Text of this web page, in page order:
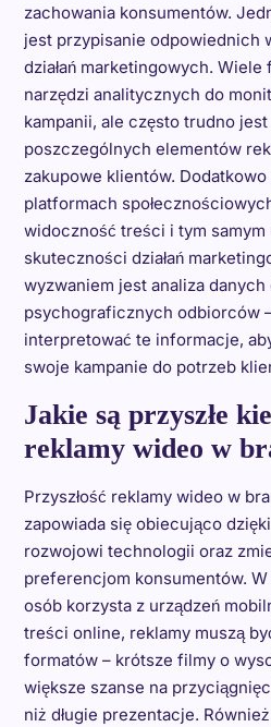
zachowania konsumentów.
jest przypisanie odpowiednich
działań marketingowych.
narzędzi analitycznych do
kampanii, ale często trudno jest
poszczególnych elementów
zakupowe klientów.
platformach
widoczność treści i tym
skuteczności działań
wyzwaniem jest analiza
psychograficznych odbiorców
interpretować te informacje,
swoje kampanie do potrzeb
Jakie są przyszłe
reklamy wideo w
Przyszłość reklamy wideo w
zapowiada się obiecująco
rozwojowi technologii oraz
preferencjom konsumentów.
osób korzysta z urządzeń
treści online, reklamy muszą
formatów – krótsze filmy o
większe szanse na
niż długie prezentacje.